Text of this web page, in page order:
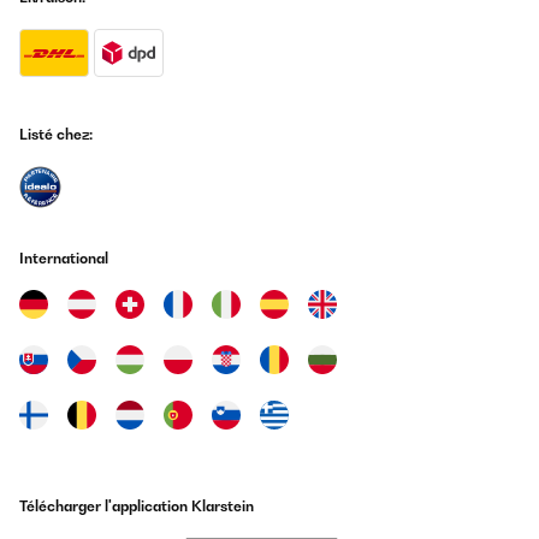
même, à savoir glaçons carrés qui tombent en blocs absolument
inutilisables sous cette forme. Je pensais, en lisant le descriptif
de cette machine, avoir des glaçons utilisables et surtout
broyage, pratiquement du rapage, peu d'intérêt pour ce gadjet.
Traduire
bleiben kleben.
Listé chez:
International
Télécharger l'application Klarstein